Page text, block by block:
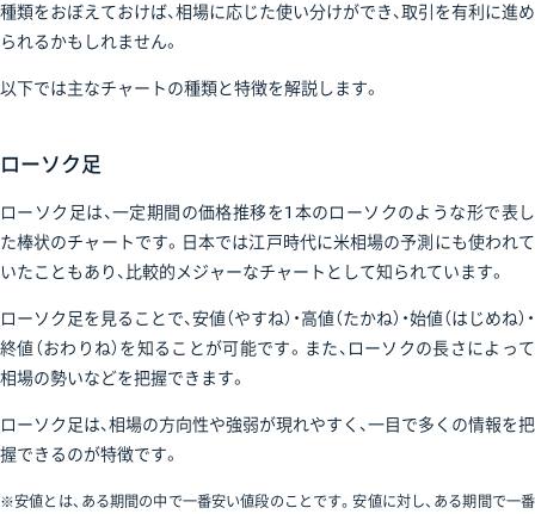
種類をおぼえておけば、相場に応じた使い分けができ、取引を有利に進め
られるかもしれません。
以下では主なチャートの種類と特徴を解説します。
ローソク足
ローソク足は、一定期間の価格推移を1本のローソクのような形で表し
た棒状のチャートです。日本では江戸時代に米相場の予測にも使われて
いたこともあり、比較的メジャーなチャートとして知られています。
ローソク足を見ることで、安値（やすね）・高値（たかね）・始値（はじめね）・
終値（おわりね）を知ることが可能です。また、ローソクの長さによって
相場の勢いなどを把握できます。
ローソク足は、相場の方向性や強弱が現れやすく、一目で多くの情報を把
握できるのが特徴です。
※安値とは、ある期間の中で一番安い値段のことです。安値に対し、ある期間で一番